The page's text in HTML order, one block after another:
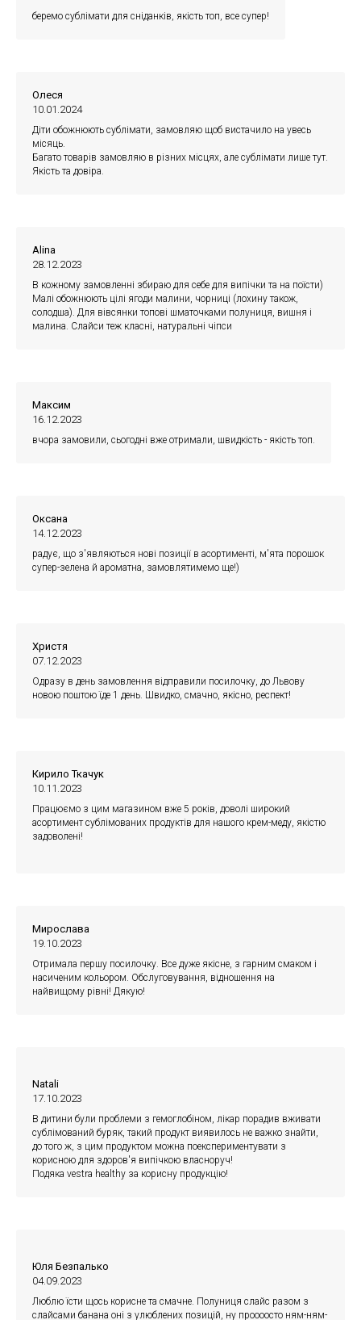
беремо сублімати для сніданків, якість топ, все супер!
Олеся
10.01.2024
Діти обожнюють сублімати, замовляю щоб вистачило на увесь
місяць.
Багато товарів замовляю в різних місцях, але сублімати лише тут.
Якість та довіра.
Alina
28.12.2023
В кожному замовленні збираю для себе для випічки та на поїсти)
Малі обожнюють цілі ягоди малини, чорниці (лохину також,
солодша). Для вівсянки топові шматочками полуниця, вишня і
малина. Слайси теж класні, натуральні чіпси
Максим
16.12.2023
вчора замовили, сьогодні вже отримали, швидкість - якість топ.
Оксана
14.12.2023
радує, що з'являються нові позиції в асортименті, м'ята порошок
супер-зелена й ароматна, замовлятимемо ще!)
Христя
07.12.2023
Одразу в день замовлення відправили посилочку, до Львову
новою поштою їде 1 день. Швидко, смачно, якісно, респект!
Кирило Ткачук
10.11.2023
Працюємо з цим магазином вже 5 років, доволі широкий
асортимент сублімованих продуктів для нашого крем-меду, якістю
задоволені!
Мирослава
19.10.2023
Отримала першу посилочку. Все дуже якісне, з гарним смаком і
насиченим кольором. Обслуговування, відношення на
найвищому рівні! Дякую!
Natali
17.10.2023
В дитини були проблеми з гемоглобіном, лікар порадив вживати
сублімований буряк, такий продукт виявилось не важко знайти,
до того ж, з цим продуктом можна поекспериментувати з
корисною для здоров'я випічкою власноруч!
Подяка vestra healthy за корисну продукцію!
Юля Безпалько
04.09.2023
Люблю їсти щось корисне та смачне. Полуниця слайс разом з
слайсами банана оні з улюблених позицій, ну проооосто ням-ням-